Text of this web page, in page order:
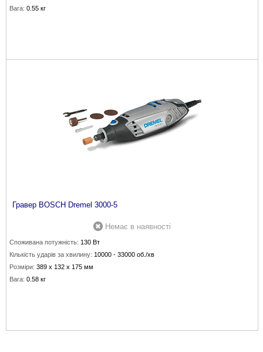
Вага: 0.55 кг
Гравер BOSCH Dremel 3000-5
Немає в наявності
Споживана потужність: 130 Вт
Кількість ударів за хвилину: 10000 - 33000 об./хв
Розміри: 389 х 132 х 175 мм
Вага: 0.58 кг